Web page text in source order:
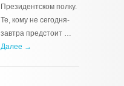
Президентском полку.
Те, кому не сегодня-
завтра предстоит …
Далее →